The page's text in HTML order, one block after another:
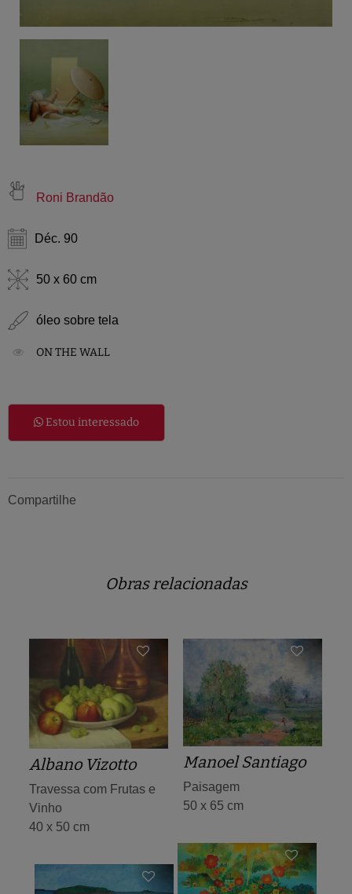
Roni Brandão
Déc. 90
50 x 60 cm
óleo sobre tela
ON THE WALL
Estou interessado
Compartilhe
Obras relacionadas
Albano Vizotto
Travessa com Frutas e
Vinho
40 x 50 cm
Manoel Santiago
Paisagem
50 x 65 cm